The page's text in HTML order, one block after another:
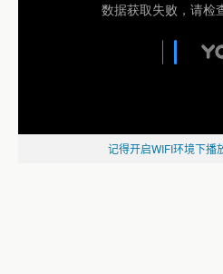
记得开启WIFI环境下播